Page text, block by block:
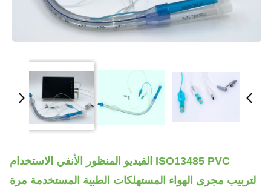
ISO13485 PVC الفيديو المنظور الأنفي الاستخدام
لتربيب مجرى الهواء المستهلكات الطبية المستخدمة مرة